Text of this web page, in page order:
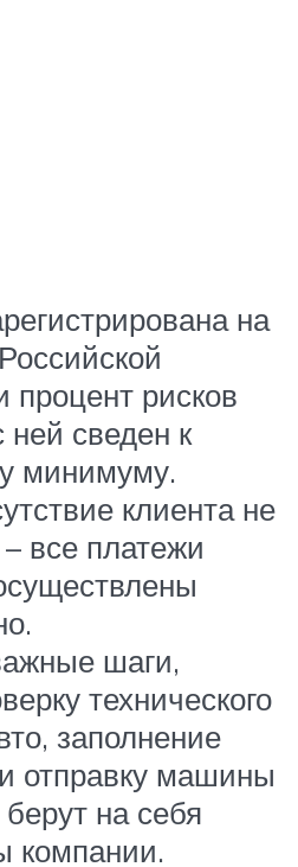
на
рисков
ней сведен к
минимуму.
клиента не
все платежи
шаги,
технического
заполнение
отправку машины
на себя
компании.